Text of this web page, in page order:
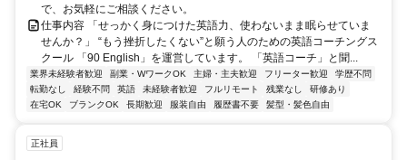
で、お気軽にご相談ください。
仕事内容 「せっかく身につけた英語力、使わないまま眠らせていま
せんか？」 “もう挫折したくない”と願う人のための英語コーチングス
クール 「90 English」を運営しています。 「英語コーチ」と聞...
業界未経験者歓迎 副業・WワークOK 主婦・主夫歓迎 フリーター歓迎
学歴不問
転勤なし
経験不問 英語 未経験者歓迎 フルリモート 残業なし
研修あり
在宅OK
ブランクOK 長期歓迎 服装自由 履歴書不要 髪型・髪色自由
正社員